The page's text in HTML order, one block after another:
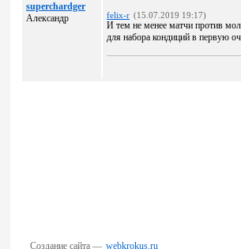
superchardger
Александр
felix-r (15.07.2019 19:17)
И тем не менее матчи против
для набора кондиций в первую
Создание сайта — webkrokus.ru